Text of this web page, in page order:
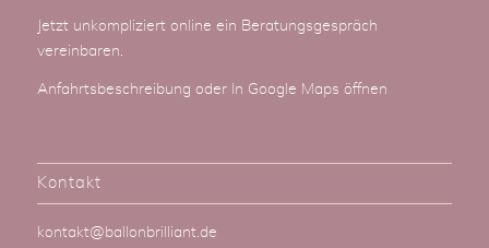
Jetzt unkompliziert online ein Beratungsgespräch
vereinbaren.
Anfahrtsbeschreibung oder In Google Maps öffnen
Kontakt
kontakt@ballonbrilliant.de